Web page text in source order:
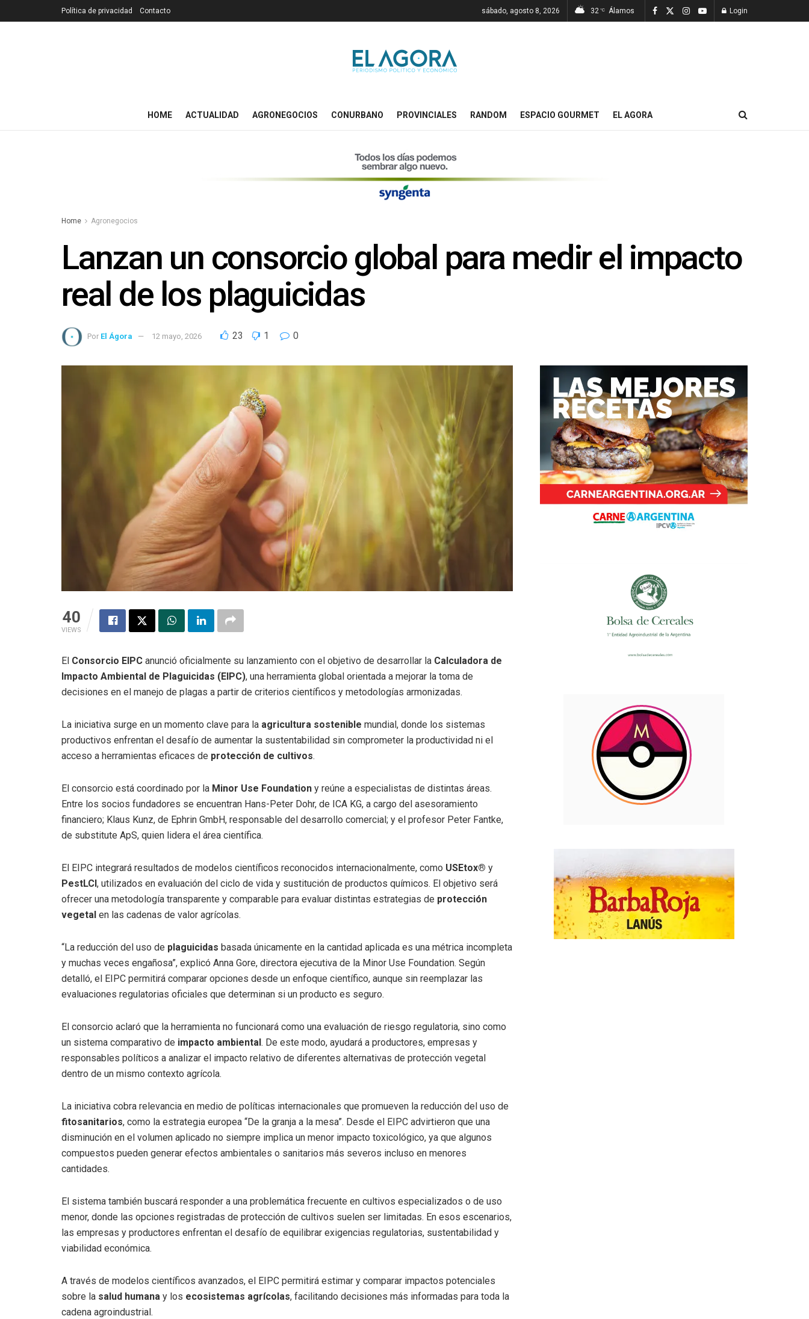
Política de privacidad Contacto sábado, agosto 8, 2026 32 °C Álamos Login
HOME ACTUALIDAD AGRONEGOCIOS CONURBANO PROVINCIALES RANDOM ESPACIO GOURMET EL AGORA
Home Agronegocios
Lanzan un consorcio global para medir el impacto
real de los plaguicidas
Por El Ágora 12 mayo, 2026 23 1 0
40
VIEWS
El Consorcio EIPC anunció oficialmente su lanzamiento con el objetivo de desarrollar la Calculadora de
Impacto Ambiental de Plaguicidas (EIPC), una herramienta global orientada a mejorar la toma de
decisiones en el manejo de plagas a partir de criterios científicos y metodologías armonizadas.
La iniciativa surge en un momento clave para la agricultura sostenible mundial, donde los sistemas
productivos enfrentan el desafío de aumentar la sustentabilidad sin comprometer la productividad ni el
acceso a herramientas eficaces de protección de cultivos.
El consorcio está coordinado por la Minor Use Foundation y reúne a especialistas de distintas áreas.
Entre los socios fundadores se encuentran Hans-Peter Dohr, de ICA KG, a cargo del asesoramiento
financiero; Klaus Kunz, de Ephrin GmbH, responsable del desarrollo comercial; y el profesor Peter Fantke,
de substitute ApS, quien lidera el área científica.
El EIPC integrará resultados de modelos científicos reconocidos internacionalmente, como USEtox® y
PestLCI , utilizados en evaluación del ciclo de vida y sustitución de productos químicos. El objetivo será
ofrecer una metodología transparente y comparable para evaluar distintas estrategias de protección
vegetal en las cadenas de valor agrícolas.
“La reducción del uso de plaguicidas basada únicamente en la cantidad aplicada es una métrica incompleta
y muchas veces engañosa”, explicó Anna Gore, directora ejecutiva de la Minor Use Foundation. Según
detalló, el EIPC permitirá comparar opciones desde un enfoque científico, aunque sin reemplazar las
evaluaciones regulatorias oficiales que determinan si un producto es seguro.
El consorcio aclaró que la herramienta no funcionará como una evaluación de riesgo regulatoria, sino como
un sistema comparativo de impacto ambiental . De este modo, ayudará a productores, empresas y
responsables políticos a analizar el impacto relativo de diferentes alternativas de protección vegetal
dentro de un mismo contexto agrícola.
La iniciativa cobra relevancia en medio de políticas internacionales que promueven la reducción del uso de
fitosanitarios, como la estrategia europea “De la granja a la mesa”. Desde el EIPC advirtieron que una
disminución en el volumen aplicado no siempre implica un menor impacto toxicológico, ya que algunos
compuestos pueden generar efectos ambientales o sanitarios más severos incluso en menores
cantidades.
El sistema también buscará responder a una problemática frecuente en cultivos especializados o de uso
menor, donde las opciones registradas de protección de cultivos suelen ser limitadas. En esos escenarios,
las empresas y productores enfrentan el desafío de equilibrar exigencias regulatorias, sustentabilidad y
viabilidad económica.
A través de modelos científicos avanzados, el EIPC permitirá estimar y comparar impactos potenciales
sobre la salud humana y los ecosistemas agrícolas, facilitando decisiones más informadas para toda la
cadena agroindustrial.